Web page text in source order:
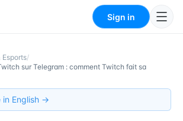
Sign in
Esports/
sur Telegram : comment Twitch fait sa
in English →